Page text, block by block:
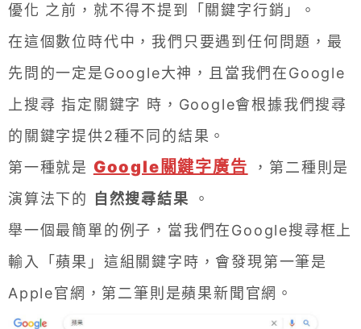
優化 之前，就不得不提到「關鍵字行銷」。
在這個數位時代中，我們只要遇到任何問題，最
先問的一定是Google大神，且當我們在Google
上搜尋 指定關鍵字 時，Google會根據我們搜尋
的關鍵字提供2種不同的結果。
第一種就是 Google關鍵字廣告 ，第二種則是
演算法下的
自然搜尋結果 。
舉一個最簡單的例子，當我們在Google搜尋框上
輸入「蘋果」這組關鍵字時，會發現第一筆是
Apple官網，第二筆則是蘋果新聞官網。